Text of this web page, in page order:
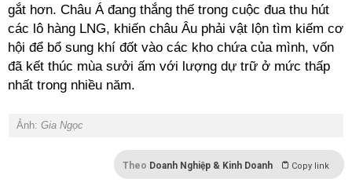
gắt hơn. Châu Á đang thắng thế trong cuộc đua thu hút
các lô hàng LNG, khiến châu Âu phải vật lộn tìm kiếm cơ
hội để bổ sung khí đốt vào các kho chứa của mình, vốn
đã kết thúc mùa sưởi ấm với lượng dự trữ ở mức thấp
nhất trong nhiều năm.
Ảnh: Gia Ngọc
Theo Doanh Nghiệp & Kinh Doanh Copy link